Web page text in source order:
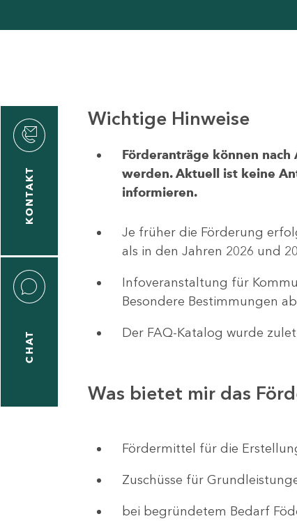
KONTAKT
CHAT
Wichtige Hinweise
Förderanträge können
werden. Aktuell ist keine
informieren.
Je früher die Förderung
als in den Jahren 2026 und
Infoveranstaltung für
Besondere Bestimmungen
Der FAQ-Katalog wurde
Was bietet mir das
Fördermittel für die
Zuschüsse für
bei begründetem Bedarf